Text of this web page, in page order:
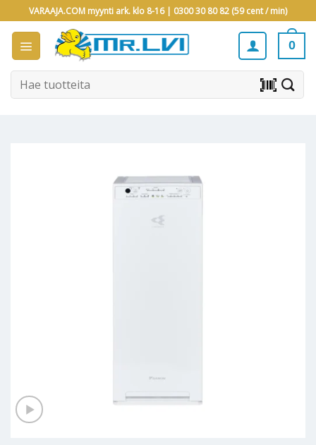
to
content
VARAAJA.COM myynti ark. klo 8-16 | 0300 30 80 82 (59 cent / min)
0
Etsi: barcode_scanner